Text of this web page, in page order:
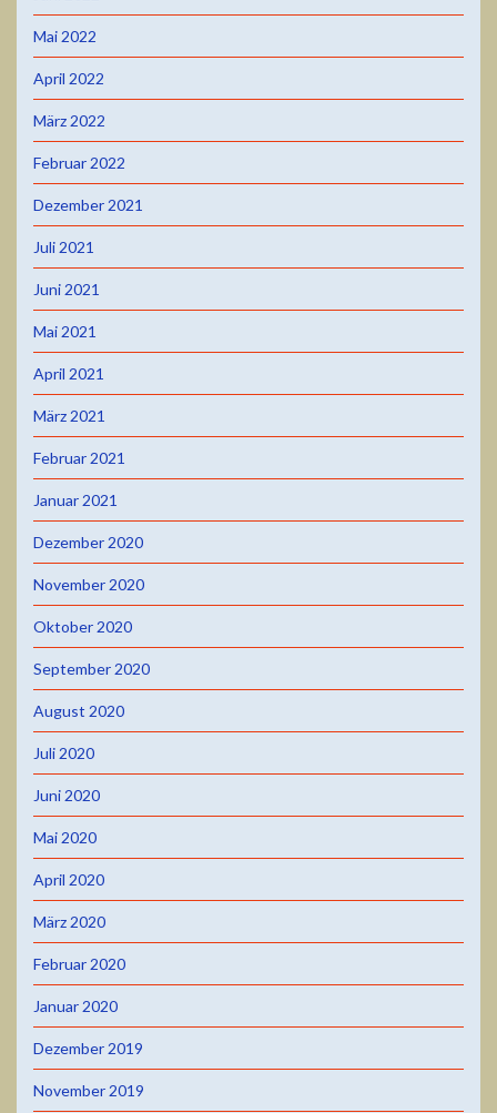
Mai 2022
April 2022
März 2022
Februar 2022
Dezember 2021
Juli 2021
Juni 2021
Mai 2021
April 2021
März 2021
Februar 2021
Januar 2021
Dezember 2020
November 2020
Oktober 2020
September 2020
August 2020
Juli 2020
Juni 2020
Mai 2020
April 2020
März 2020
Februar 2020
Januar 2020
Dezember 2019
November 2019